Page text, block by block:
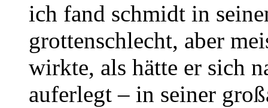
ich fand schmidt in
grottenschlecht, aber
wirkte, als hätte er sich
auferlegt – in seiner